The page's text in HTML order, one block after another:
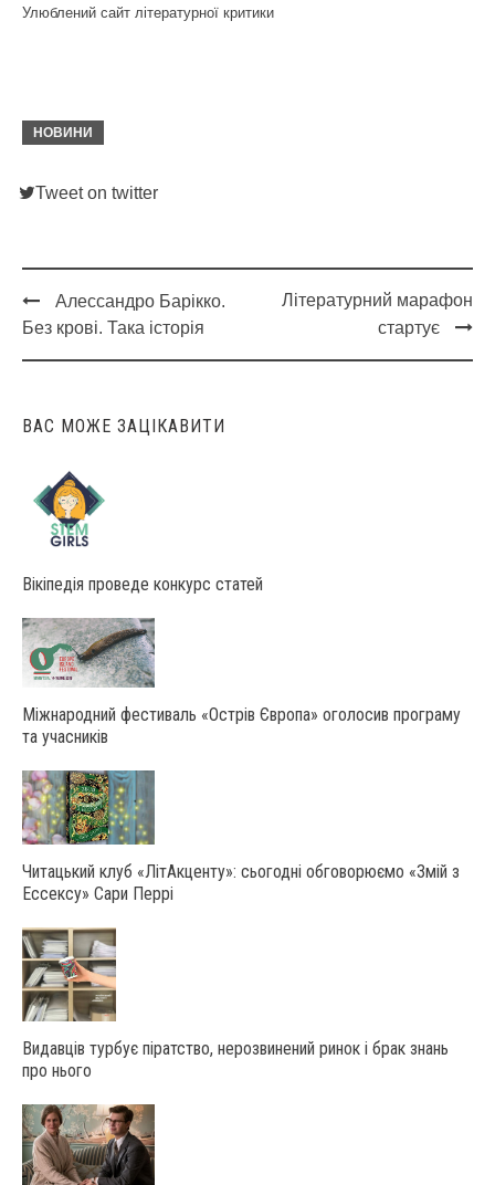
Улюблений сайт літературної критики
НОВИНИ
Tweet on twitter
Post
navigation
Алессандро Барікко.
Без крові. Така історія
Літературний марафон
стартує
ВАС МОЖЕ ЗАЦІКАВИТИ
Вікіпедія проведе конкурс статей
Міжнародний фестиваль «Острів Європа» оголосив програму
та учасників
Читацький клуб «ЛітАкценту»: сьогодні обговорюємо «Змій з
Ессексу» Сари Перрі
Видавців турбує піратство, нерозвинений ринок і брак знань
про нього